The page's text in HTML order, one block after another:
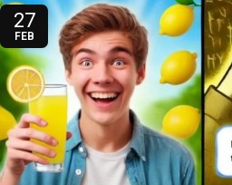
27
FEB